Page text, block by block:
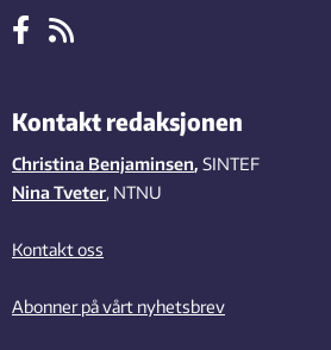
Kontakt redaksjonen
Christina Benjaminsen, SINTEF
Nina Tveter, NTNU
Kontakt oss
Abonner på vårt nyhetsbrev